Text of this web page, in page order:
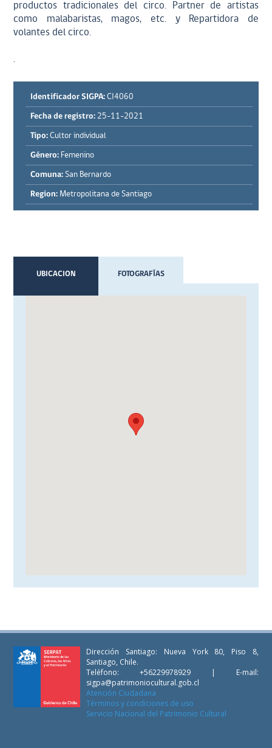
productos tradicionales del circo. Partner de artistas
como malabaristas, magos, etc. y Repartidora de
volantes del circo.
.
Identificador SIGPA: CI4060
Fecha de registro: 25-11-2021
Tipo: Cultor individual
Género: Femenino
Comuna: San Bernardo
Region: Metropolitana de Santiago
UBICACION FOTOGRAFÍAS
Dirección Santiago: Nueva York 80, Piso 8,
Santiago, Chile.
Teléfono: +56229978929 | E-mail:
sigpa@patrimoniocultural.gob.cl
Atención Ciudadana
Términos y condiciones de uso
Servicio Nacional del Patrimonio Cultural